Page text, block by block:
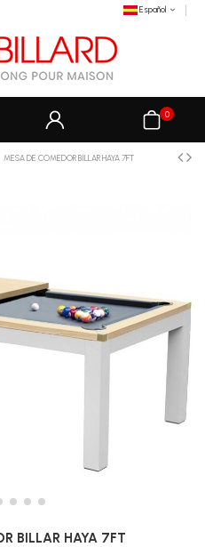
Español
0
MESA DE COMEDOR BILLAR HAYA 7FT
BILLAR HAYA 7FT